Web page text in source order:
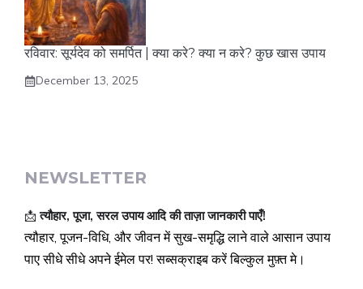
रविवार: सूर्यदेव को समर्पित | क्या करे? क्या न करे? कुछ खास उपाय
December 13, 2025
NEWSLETTER
📩त्यौहार, पूजा, सरल उपाय आदि की ताज़ा जानकारी पाएँ!
त्यौहार, पूजन-विधि, और जीवन में सुख-समृद्धि लाने वाले आसान उपाय
पाए सीधे सीधे अपने ईमेल पर! सब्सक्राइब करें बिल्कुल मुफ़्त मे।